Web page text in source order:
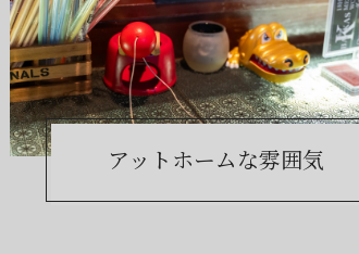
アットホームな雰囲気